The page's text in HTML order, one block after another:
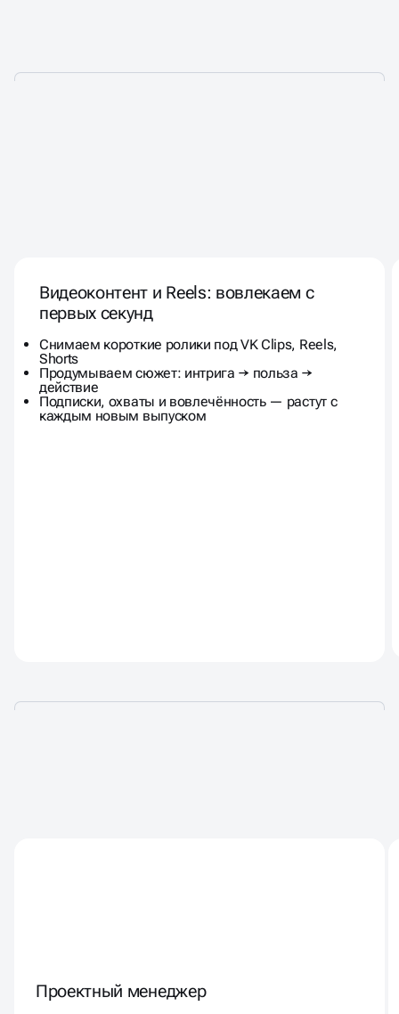
ПРЕВРАЩАЮТ ОХВАТЫ В
СТАБИЛЬНЫЙ ПОТОК ЛИДОВ
Видеоконтент и Reels: вовлекаем с
первых секунд
Снимаем короткие ролики под VK Clips, Reels,
Shorts
Продумываем сюжет: интрига → польза →
действие
Подписки, охваты и вовлечённость — растут с
каждым новым выпуском
Проектный менеджер